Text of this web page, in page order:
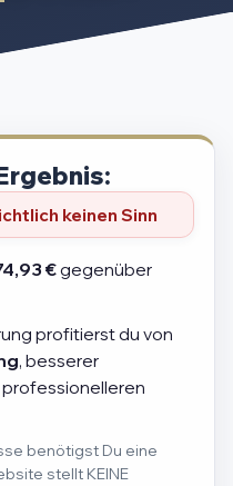
keinen Sinn
€gegenüber
profitierst du von
, besserer
benötigst Du eine
stellt KEINE